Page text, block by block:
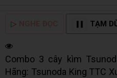
▷ TẠM
Combo 3 cây kìm
Hãng: Tsunoda King TTC